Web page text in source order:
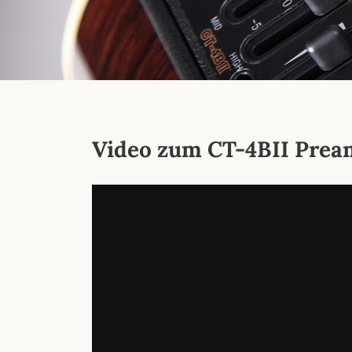
Video zum CT-4BII